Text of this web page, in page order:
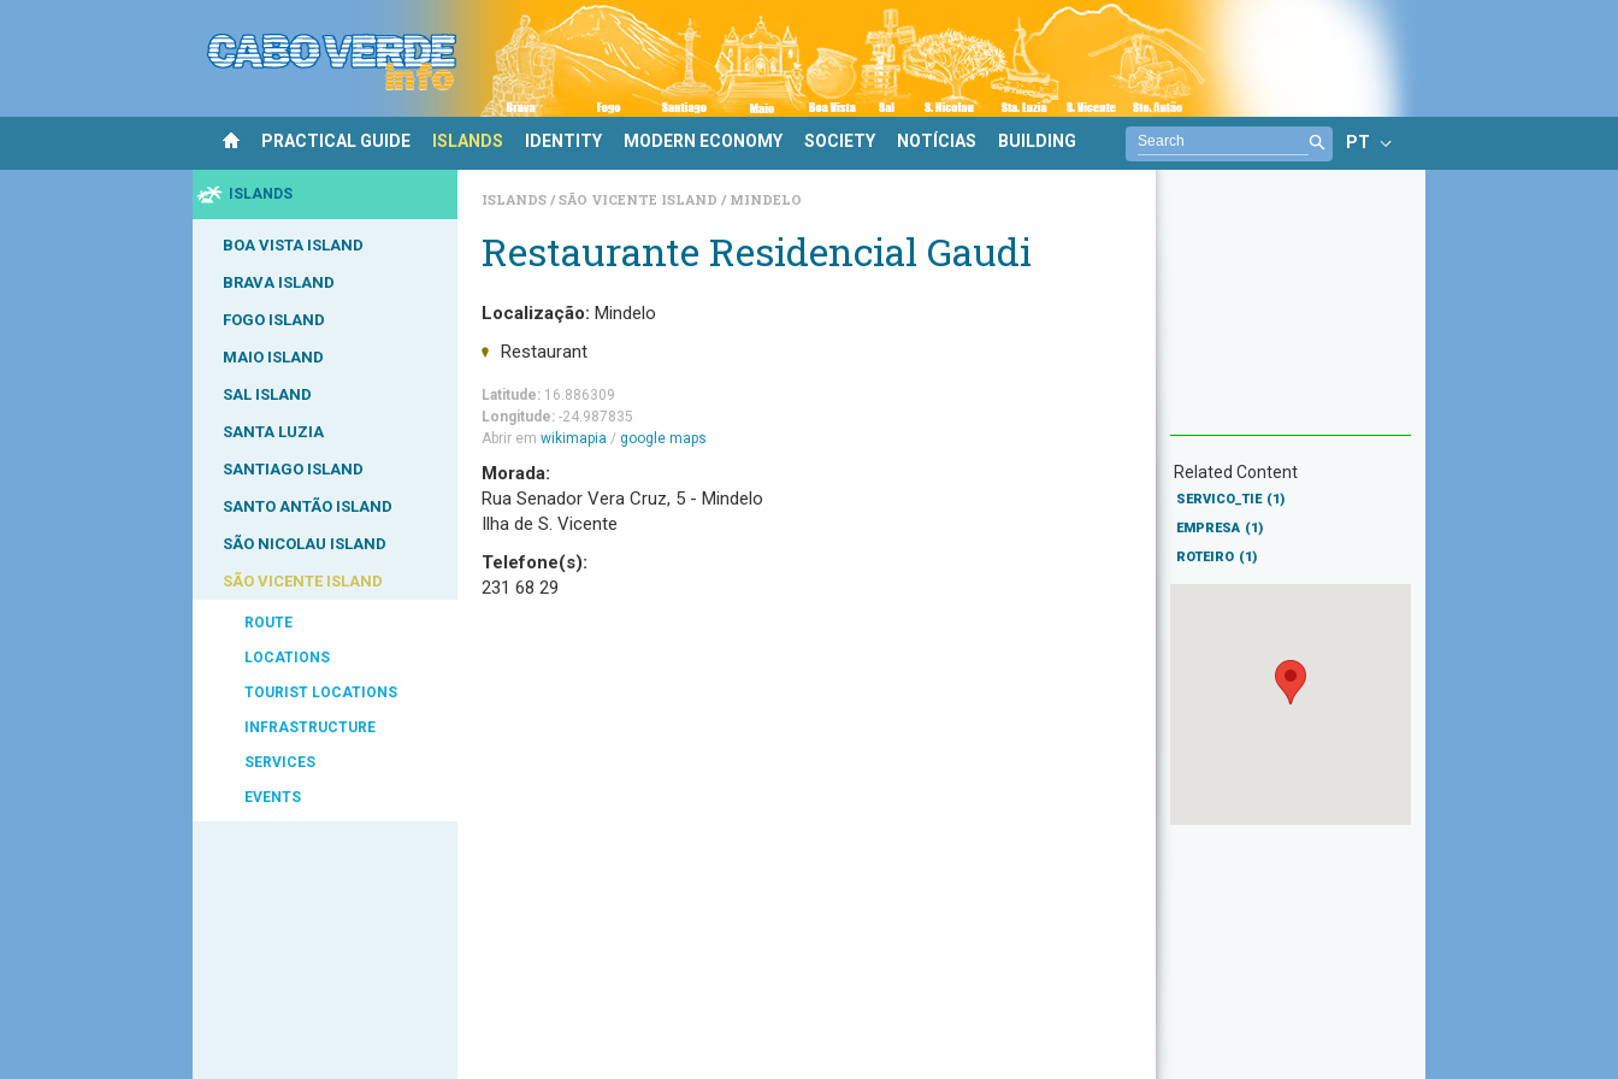
PRACTICAL GUIDE ISLANDS IDENTITY MODERN ECONOMY SOCIETY NOTÍCIAS BUILDING PT
ISLANDS
BOA VISTA ISLAND
BRAVA ISLAND
FOGO ISLAND
MAIO ISLAND
SAL ISLAND
SANTA LUZIA
SANTIAGO ISLAND
SANTO ANTÃO ISLAND
SÃO NICOLAU ISLAND
SÃO VICENTE ISLAND
ROUTE
LOCATIONS
TOURIST LOCATIONS
INFRASTRUCTURE
SERVICES
EVENTS
ISLANDS SÃO VICENTE ISLAND MINDELO
Restaurante Residencial Gaudi
Localização: Mindelo
Restaurant
Latitude: 16.886309
Longitude: -24.987835
Abrir em wikimapia / google maps
Morada:
Rua Senador Vera Cruz, 5 - Mindelo
Ilha de S. Vicente
Telefone(s):
231 68 29
Related Content
SERVICO_TIE (1)
EMPRESA (1)
ROTEIRO (1)